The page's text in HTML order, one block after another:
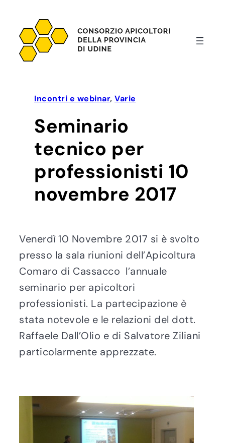
contenuto
Incontri e webinar, Varie
Seminario
tecnico per
professionisti 10
novembre 2017
Venerdì 10 Novembre 2017 si è svolto
presso la sala riunioni dell’Apicoltura
Comaro di Cassacco l’annuale
seminario per apicoltori
professionisti. La partecipazione è
stata notevole e le relazioni del dott.
Raffaele Dall’Olio e di Salvatore Ziliani
particolarmente apprezzate.